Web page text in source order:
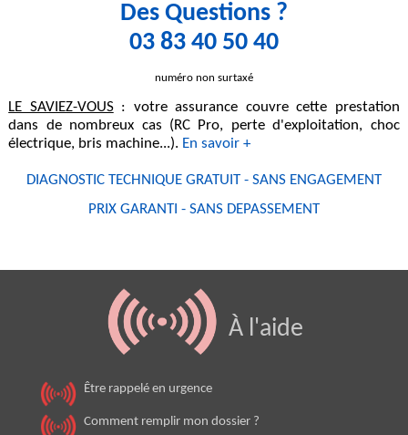
Des Questions ?
03 83 40 50 40
numéro non surtaxé
LE SAVIEZ-VOUS: votre assurance couvre cette prestation
dans de nombreux cas (RC Pro, perte d'exploitation, choc
électrique, bris machine...). En savoir +
DIAGNOSTIC TECHNIQUE GRATUIT - SANS ENGAGEMENT
PRIX GARANTI - SANS DEPASSEMENT
À l'aide
Être rappelé en urgence
Comment remplir mon dossier ?